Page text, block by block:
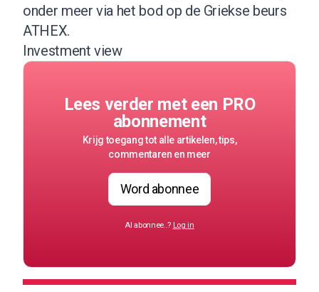
onder meer via het bod op de Griekse beurs
ATHEX.
Investment view
Lees verder met een PRO
abonnement
Krijg toegang tot alle artikelen, tips,
commentaren en meer
Word abonnee
Al abonnee..? Log in